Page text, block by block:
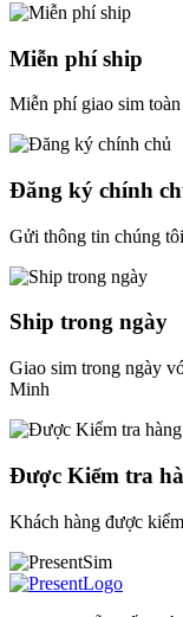
Miễn phí ship
Miễn phí giao sim
Đăng ký chính
Gửi thông tin chúng
Ship trong ngày
Giao sim trong ngày
Minh
Được Kiểm tra
Khách hàng được